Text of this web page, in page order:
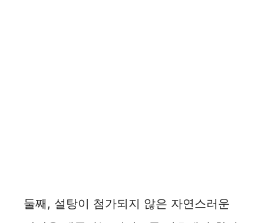
둘째, 설탕이 첨가되지 않은 자연스러운